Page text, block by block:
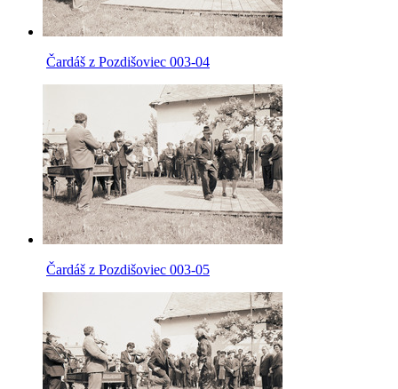
Čardáš z Pozdišoviec 003-04
Čardáš z Pozdišoviec 003-05